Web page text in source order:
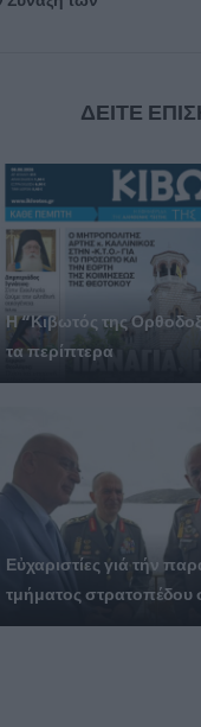
ΔΕΙΤΕ
Η “Κιβωτός της
τα περίπτερα
Εὐχαριστίες γιά τήν
τμήματος στρατοπέδου